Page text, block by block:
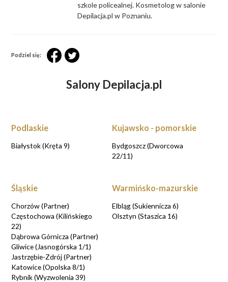
szkole policealnej. Kosmetolog w salonie
Depilacja.pl w Poznaniu.
Podziel się:
Salony Depilacja.pl
Podlaskie
Białystok (Kręta 9)
Kujawsko - pomorskie
Bydgoszcz (Dworcowa
22/11)
Śląskie
Chorzów (Partner)
Częstochowa (Kilińskiego
22)
Dąbrowa Górnicza (Partner)
Gliwice (Jasnogórska 1/1)
Jastrzębie-Zdrój (Partner)
Katowice (Opolska 8/1)
Rybnik (Wyzwolenia 39)
Warmińsko-mazurskie
Elbląg (Sukiennicza 6)
Olsztyn (Staszica 16)